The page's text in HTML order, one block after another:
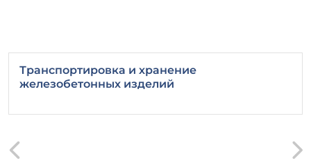
Транспортировка и хранение
железобетонных изделий